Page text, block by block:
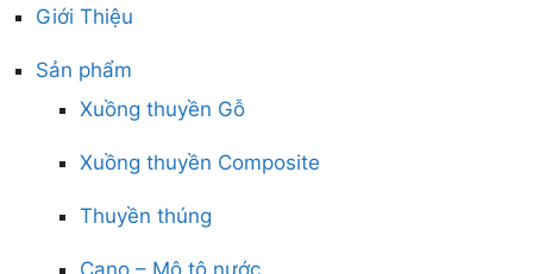
Giới Thiệu
Sản phẩm
Xuồng thuyền Gỗ
Xuồng thuyền Composite
Thuyền thúng